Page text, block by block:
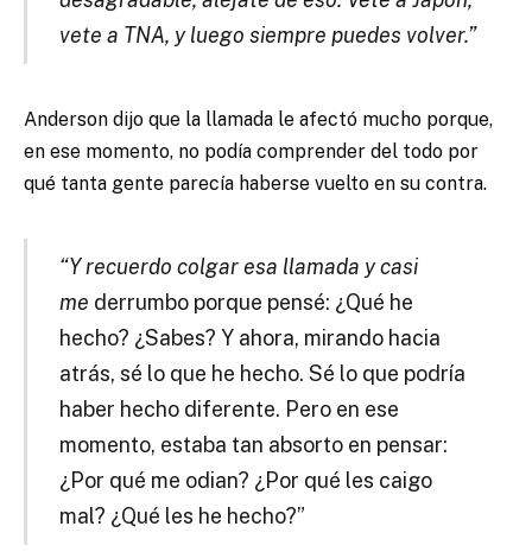
vete a TNA, y luego siempre puedes volver.”
Anderson dijo que la llamada le afectó mucho porque,
en ese momento, no podía comprender del todo por
qué tanta gente parecía haberse vuelto en su contra.
“Y recuerdo colgar esa llamada y casi
me derrumbo porque pensé: ¿Qué he
hecho? ¿Sabes? Y ahora, mirando hacia
atrás, sé lo que he hecho. Sé lo que podría
haber hecho diferente. Pero en ese
momento, estaba tan absorto en pensar:
¿Por qué me odian? ¿Por qué les caigo
mal? ¿Qué les he hecho?”